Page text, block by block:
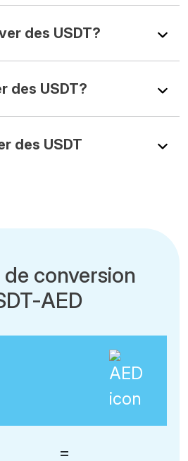
des USDT?
des USDT?
des USDT
de conversion
AED
=